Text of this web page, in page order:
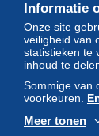
Informatie
Onze site
veiligheid van
statistieken te
inhoud te
Sommige van
voorkeuren.
Meer tonen
Neem
© Delcampe